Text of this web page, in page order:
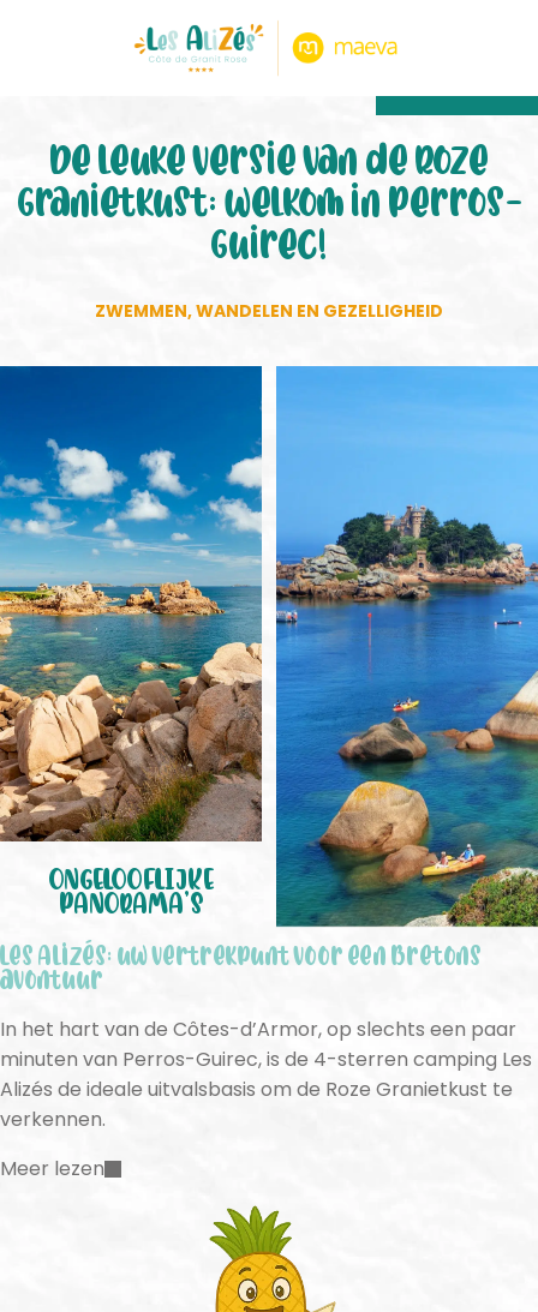
De leuke versie van de Roze
Granietkust: welkom in Perros-
Guirec!
ZWEMMEN, WANDELEN EN GEZELLIGHEID
ONGELOOFLIJKE
PANORAMA’S
Les Alizés: uw vertrekpunt voor een Bretons
avontuur
In het hart van de Côtes-d’Armor, op slechts een paar
minuten van Perros-Guirec, is de 4-sterren camping Les
Alizés de ideale uitvalsbasis om de Roze Granietkust te
verkennen.
Meer lezen